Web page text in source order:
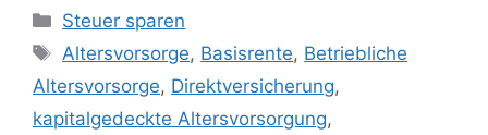
Kategorien
Steuer sparen
Schlagwörter
Altersvorsorge, Basisrente, Betriebliche
Altersvorsorge, Direktversicherung,
kapitalgedeckte Altersvorsorgung,